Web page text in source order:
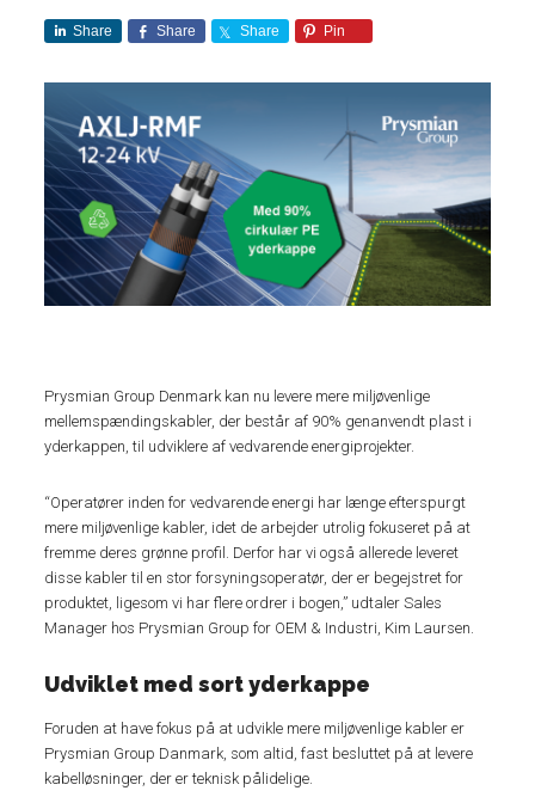
Share Share Share Pin
Prysmian Group Denmark kan nu levere mere miljøvenlige
mellemspændingskabler, der består af 90% genanvendt plast i
yderkappen, til udviklere af vedvarende energiprojekter.
“Operatører inden for vedvarende energi har længe efterspurgt
mere miljøvenlige kabler, idet de arbejder utrolig fokuseret på at
fremme deres grønne profil. Derfor har vi også allerede leveret
disse kabler til en stor forsyningsoperatør, der er begejstret for
produktet, ligesom vi har flere ordrer i bogen,” udtaler Sales
Manager hos Prysmian Group for OEM & Industri, Kim Laursen.
Udviklet med sort yderkappe
Foruden at have fokus på at udvikle mere miljøvenlige kabler er
Prysmian Group Danmark, som altid, fast besluttet på at levere
kabelløsninger, der er teknisk pålidelige.